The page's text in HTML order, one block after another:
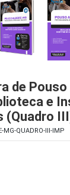
de Pouso
e
(Quadro
MG-QUADRO-III-IMP